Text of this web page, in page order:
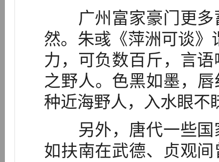
广州富家豪门更多
然。朱彧《萍洲可谈》
力，可负数百斤，言
之野人。色黑如墨，
种近海野人，入水眼不
另外，唐代一些国
如扶南在武德、贞观